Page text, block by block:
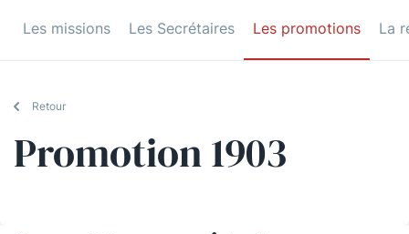
Les missions Les Secrétaires Les promotions La
Retour
Promotion 1903